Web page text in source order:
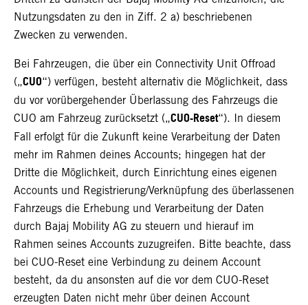
Nutzungsdaten zu den in Ziff. 2 a) beschriebenen
Zwecken zu verwenden.
Bei Fahrzeugen, die über ein Connectivity Unit Offroad
(„CUO“) verfügen, besteht alternativ die Möglichkeit, dass
du vor vorübergehender Überlassung des Fahrzeugs die
CUO am Fahrzeug zurücksetzt („CUO-Reset“). In diesem
Fall erfolgt für die Zukunft keine Verarbeitung der Daten
mehr im Rahmen deines Accounts; hingegen hat der
Dritte die Möglichkeit, durch Einrichtung eines eigenen
Accounts und Registrierung/Verknüpfung des überlassenen
Fahrzeugs die Erhebung und Verarbeitung der Daten
durch Bajaj Mobility AG zu steuern und hierauf im
Rahmen seines Accounts zuzugreifen. Bitte beachte, dass
bei CUO-Reset eine Verbindung zu deinem Account
besteht, da du ansonsten auf die vor dem CUO-Reset
erzeugten Daten nicht mehr über deinen Account